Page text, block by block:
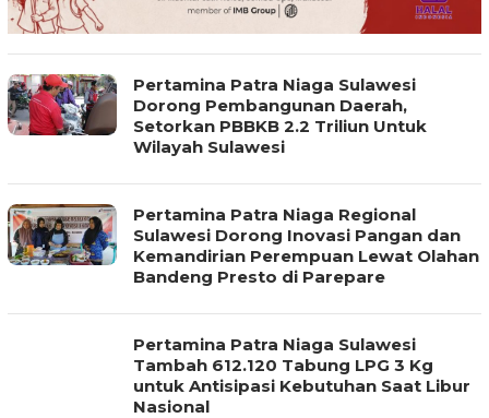
Pertamina Patra Niaga Sulawesi
Dorong Pembangunan Daerah,
Setorkan PBBKB 2.2 Triliun Untuk
Wilayah Sulawesi
Pertamina Patra Niaga Regional
Sulawesi Dorong Inovasi Pangan dan
Kemandirian Perempuan Lewat Olahan
Bandeng Presto di Parepare
Pertamina Patra Niaga Sulawesi
Tambah 612.120 Tabung LPG 3 Kg
untuk Antisipasi Kebutuhan Saat Libur
Nasional